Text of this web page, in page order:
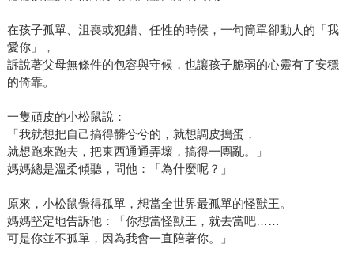
在孩子孤單、沮喪或犯錯、任性的時候，一句簡單卻動人的「我
愛你」，
訴說著父母無條件的包容與守候，也讓孩子脆弱的心靈有了安穩
的倚靠。
一隻頑皮的小松鼠說：
「我就想把自己搞得髒兮兮的，就想調皮搗蛋，
就想跑來跑去，把東西通通弄壞，搞得一團亂。」
媽媽總是溫柔傾聽，問他：「為什麼呢？」
原來，小松鼠覺得孤單，想當全世界最孤單的怪獸王。
媽媽堅定地告訴他：「你想當怪獸王，就去當吧……
可是你並不孤單，因為我會一直陪著你。」